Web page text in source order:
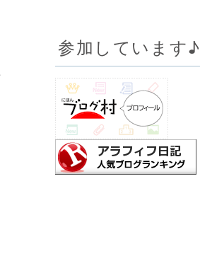
参加しています♪